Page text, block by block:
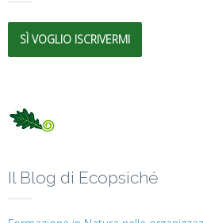
SÌ VOGLIO ISCRIVERMI
Il Blog di Ecopsiché